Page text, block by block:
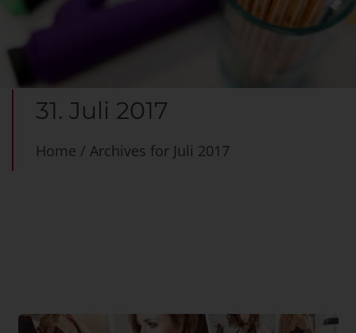
31. Juli 2017
Home / Archives for Juli 2017